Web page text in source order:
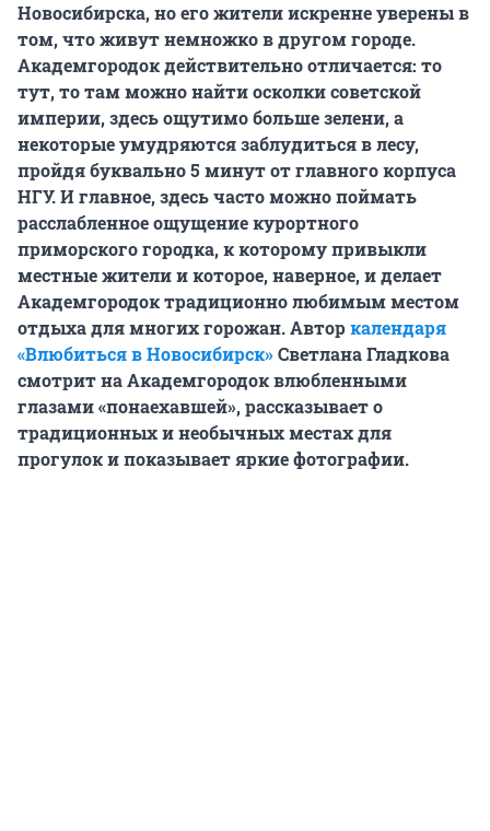
Новосибирска, но его жители искренне уверены в
том, что живут немножко в другом городе.
Академгородок действительно отличается: то
тут, то там можно найти осколки советской
империи, здесь ощутимо больше зелени, а
некоторые умудряются заблудиться в лесу,
пройдя буквально 5 минут от главного корпуса
НГУ. И главное, здесь часто можно поймать
расслабленное ощущение курортного
приморского городка, к которому привыкли
местные жители и которое, наверное, и делает
Академгородок традиционно любимым местом
отдыха для многих горожан. Авторкалендаря
«Влюбиться в Новосибирск»Светлана Гладкова
смотрит на Академгородок влюбленными
глазами «понаехавшей», рассказывает о
традиционных и необычных местах для
прогулок и показывает яркие фотографии.